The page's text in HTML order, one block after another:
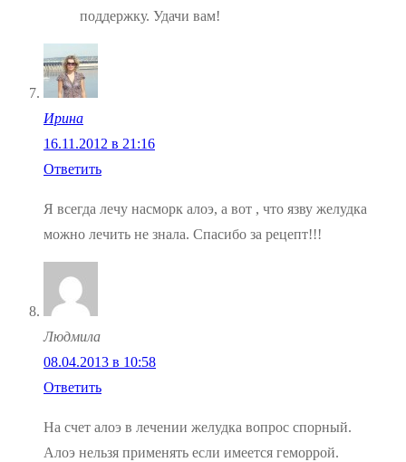
поддержку. Удачи вам!
Ирина
16.11.2012 в 21:16
Ответить
Я всегда лечу насморк алоэ, а вот , что язву желудка
можно лечить не знала. Спасибо за рецепт!!!
Людмила
08.04.2013 в 10:58
Ответить
На счет алоэ в лечении желудка вопрос спорный.
Алоэ нельзя применять если имеется геморрой.